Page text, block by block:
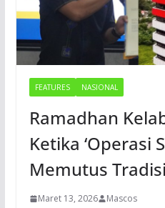
FEATURES NASIONAL
Ramadhan
Ketika ‘Operasi
Memutus
Maret 13, 2026 Mascos